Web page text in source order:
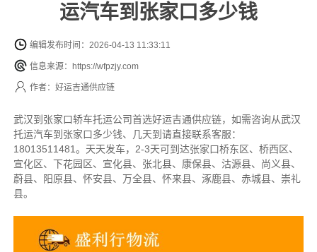
运汽车到张家口多少钱
编辑发布时间：2026-04-13 11:33:11
信息来源：https://wfpzjy.com
作者：好运吉通供应链
武汉到张家口轿车托运公司首选好运吉通供应链，如需咨询从武汉
托运汽车到张家口多少钱、几天到请直接联系客服：
18013511481。天天发车，2-3天可到达张家口桥东区、桥西区、
宣化区、下花园区、宣化县、张北县、康保县、沽源县、尚义县、
蔚县、阳原县、怀安县、万全县、怀来县、涿鹿县、赤城县、崇礼
县。